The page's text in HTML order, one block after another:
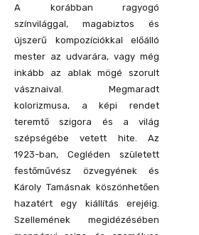
A korábban ragyogó
színvilággal, magabiztos és
újszerű kompozíciókkal előálló
mester az udvarára, vagy még
inkább az ablak mögé szorult
vásznaival. Megmaradt
kolorizmusa, a képi rendet
teremtő szigora és a világ
szépségébe vetett hite. Az
1923-ban, Cegléden született
festőművész özvegyének és
Károly Tamásnak köszönhetően
hazatért egy kiállítás erejéig.
Szellemének megidézésében